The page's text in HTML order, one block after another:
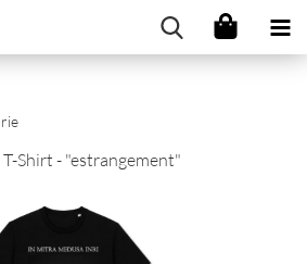
Shirt - "estrangement"